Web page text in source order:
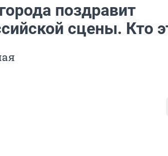
поздравит
сцены. Кто